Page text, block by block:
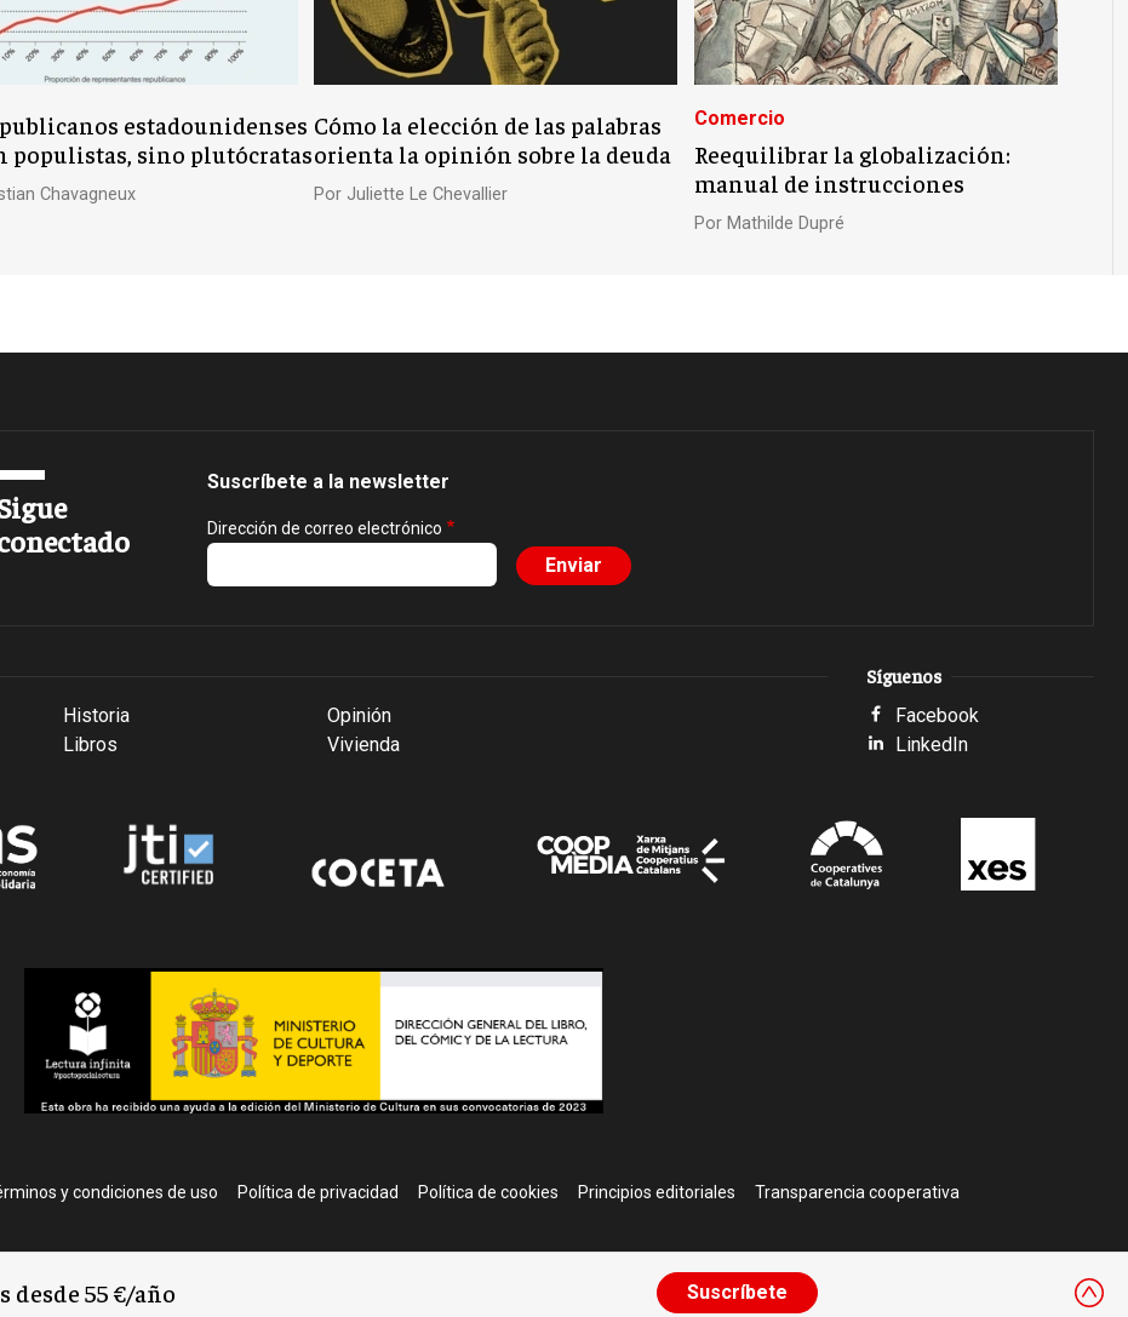
estadounidenses
populistas, sino plutócratas
Chavagneux
Cómo la elección de las palabras
orienta la opinión sobre la deuda
Por Juliette Le Chevallier
Comercio
Reequilibrar la globalización:
manual de instrucciones
Por Mathilde Dupré
desde 55 €/año Suscríbete
Suscríbete a la newsletter
Dirección de correo electrónico
Historia
Libros
Opinión
Vivienda
Síguenos
Facebook
LinkedIn
y condiciones de uso Política de privacidad Política de cookies Principios editoriales Transparencia cooperativa